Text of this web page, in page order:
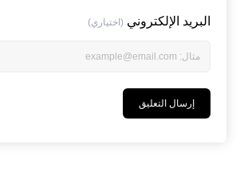
البريد الإلكتروني (اختياري)